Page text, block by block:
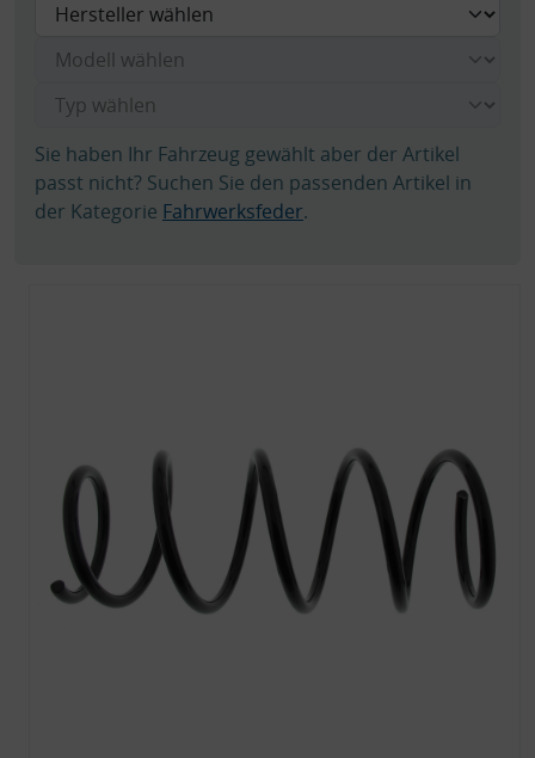
Sie haben Ihr Fahrzeug gewählt aber der Artikel
passt nicht? Suchen Sie den passenden Artikel in
der Kategorie Fahrwerksfeder.